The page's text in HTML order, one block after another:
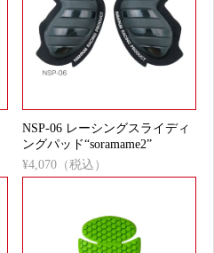
NSP-06 レーシングスライディ
ングパッド“soramame2”
¥4,070（税込）